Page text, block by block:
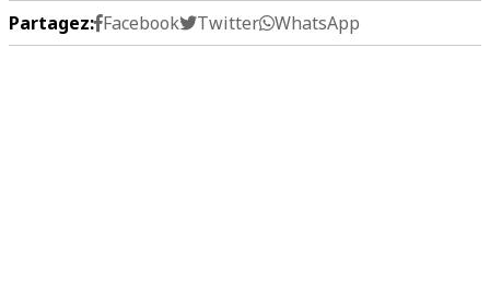
Partagez: Facebook Twitter WhatsApp